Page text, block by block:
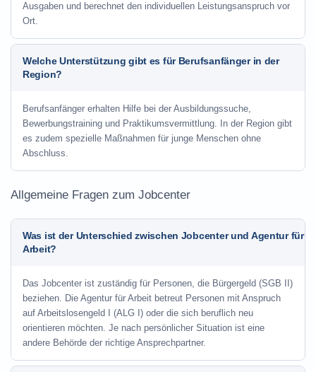
Ausgaben und berechnet den individuellen Leistungsanspruch vor
Ort.
Welche Unterstützung gibt es für Berufsanfänger in der
Region?
Berufsanfänger erhalten Hilfe bei der Ausbildungssuche,
Bewerbungstraining und Praktikumsvermittlung. In der Region gibt
es zudem spezielle Maßnahmen für junge Menschen ohne
Abschluss.
Allgemeine Fragen zum Jobcenter
Was ist der Unterschied zwischen Jobcenter und Agentur für
Arbeit?
Das Jobcenter ist zuständig für Personen, die Bürgergeld (SGB II)
beziehen. Die Agentur für Arbeit betreut Personen mit Anspruch
auf Arbeitslosengeld I (ALG I) oder die sich beruflich neu
orientieren möchten. Je nach persönlicher Situation ist eine
andere Behörde der richtige Ansprechpartner.